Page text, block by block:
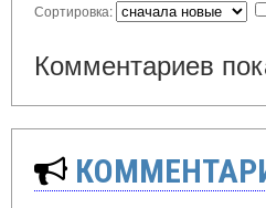
Сортировка:
Комментариев